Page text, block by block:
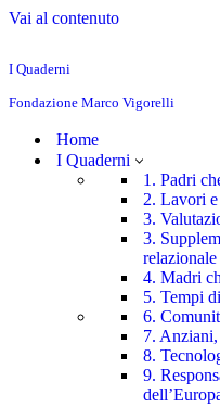
Vai al contenuto
I Quaderni
Fondazione Marco Vigorelli
Home
I Quaderni
1. Padri
2. Lavori
3.
3.
relazionale
4. Madri
5. Tempi
6.
7.
8.
9.